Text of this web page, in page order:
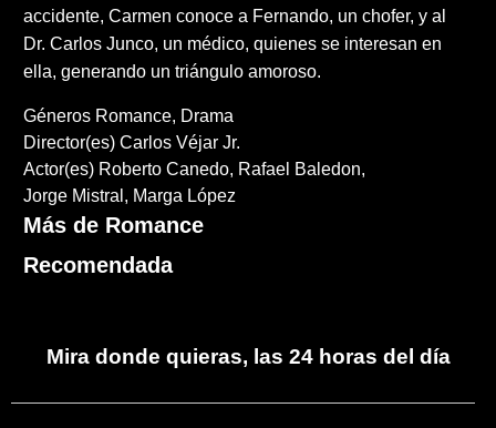
accidente, Carmen conoce a Fernando, un chofer, y al
Dr. Carlos Junco, un médico, quienes se interesan en
ella, generando un triángulo amoroso.
Géneros Romance Drama
Director(es) Carlos Véjar Jr.
Actor(es) Roberto Canedo Rafael Baledon
Jorge Mistral
Marga López
Más de Romance
Recomendada
Mira donde quieras, las 24 horas del día